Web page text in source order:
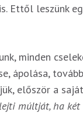
Ettől leszünk
minden
ápolása,
először a
múltját, ha